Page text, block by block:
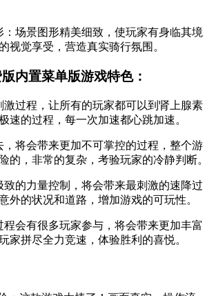
：场景图形精美细致，使玩家有身临其境
视觉享受，营造真实骑行氛围。
内置菜单版游戏特色：
激过程，让所有的玩家都可以到肾上腺素
速的过程，每一次加速都心跳加速。
，将会带来更加不可掌控的过程，整个游
的，非常的复杂，考验玩家的冷静判断。
致的力量控制，将会带来最刺激的速降过
外的状况和道路，增加游戏的可玩性。
程会有很多玩家参与，将会带来更加丰富
家拼尽全力竞速，体验胜利的喜悦。